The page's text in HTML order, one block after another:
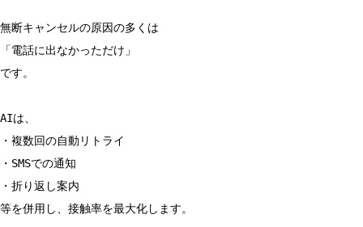
無断キャンセルの原因の多くは
「電話に出なかっただけ」
です。
AIは、
・複数回の自動リトライ
・SMSでの通知
・折り返し案内
等を併用し、接触率を最大化します。